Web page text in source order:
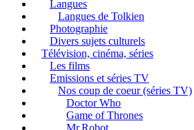
Langues
Langues de Tolkien
Photographie
Divers sujets culturels
Télévision, cinéma, séries
Les films
Emissions et séries TV
Nos coup de coeur (séries TV)
Doctor Who
Game of Thrones
Mr.Robot